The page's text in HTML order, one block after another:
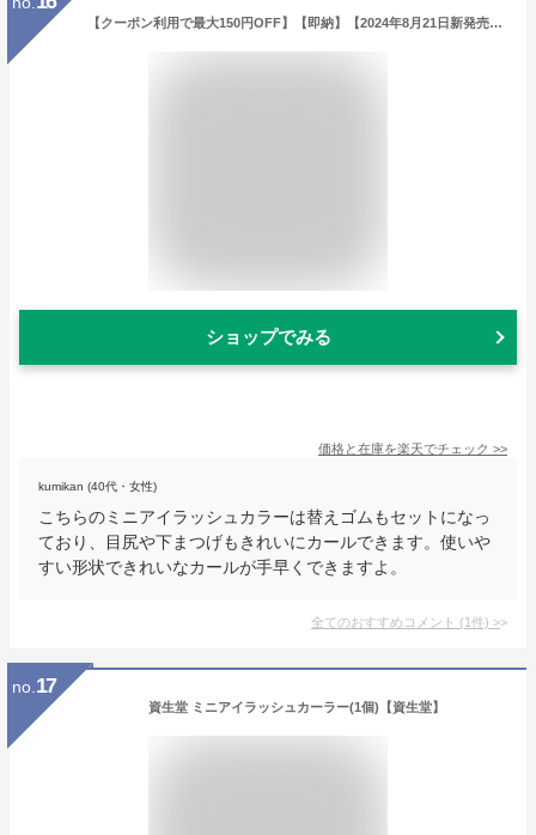
【クーポン利用で最大150円OFF】【即納】【2024年8月21日新発売・リニューアル・メール便発送】資生堂 化粧用具 匠の技 ミニアイラッシュカーラー 替えゴム1個付き ポイントカール用 まつ毛専用カーラー（部分用） ビューラー (旧215) 【4909978215446】
ショップでみる
価格と在庫を楽天でチェック >>
kumikan (40代・女性)
こちらのミニアイラッシュカラーは替えゴムもセットになっ
ており、目尻や下まつげもきれいにカールできます。使いや
すい形状できれいなカールが手早くできますよ。
全てのおすすめコメント (1件) >
no. 17
資生堂 ミニアイラッシュカーラー(1個)【資生堂】